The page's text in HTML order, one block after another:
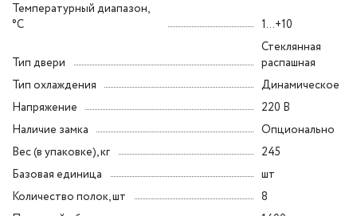
Температурный диапазон,
°C
1...+10
Тип двери
Стеклянная
распашная
Тип охлаждения
Динамическое
Напряжение
220 В
Наличие замка
Опционально
Вес (в упаковке), кг
245
Базовая единица
шт
Количество полок, шт
8